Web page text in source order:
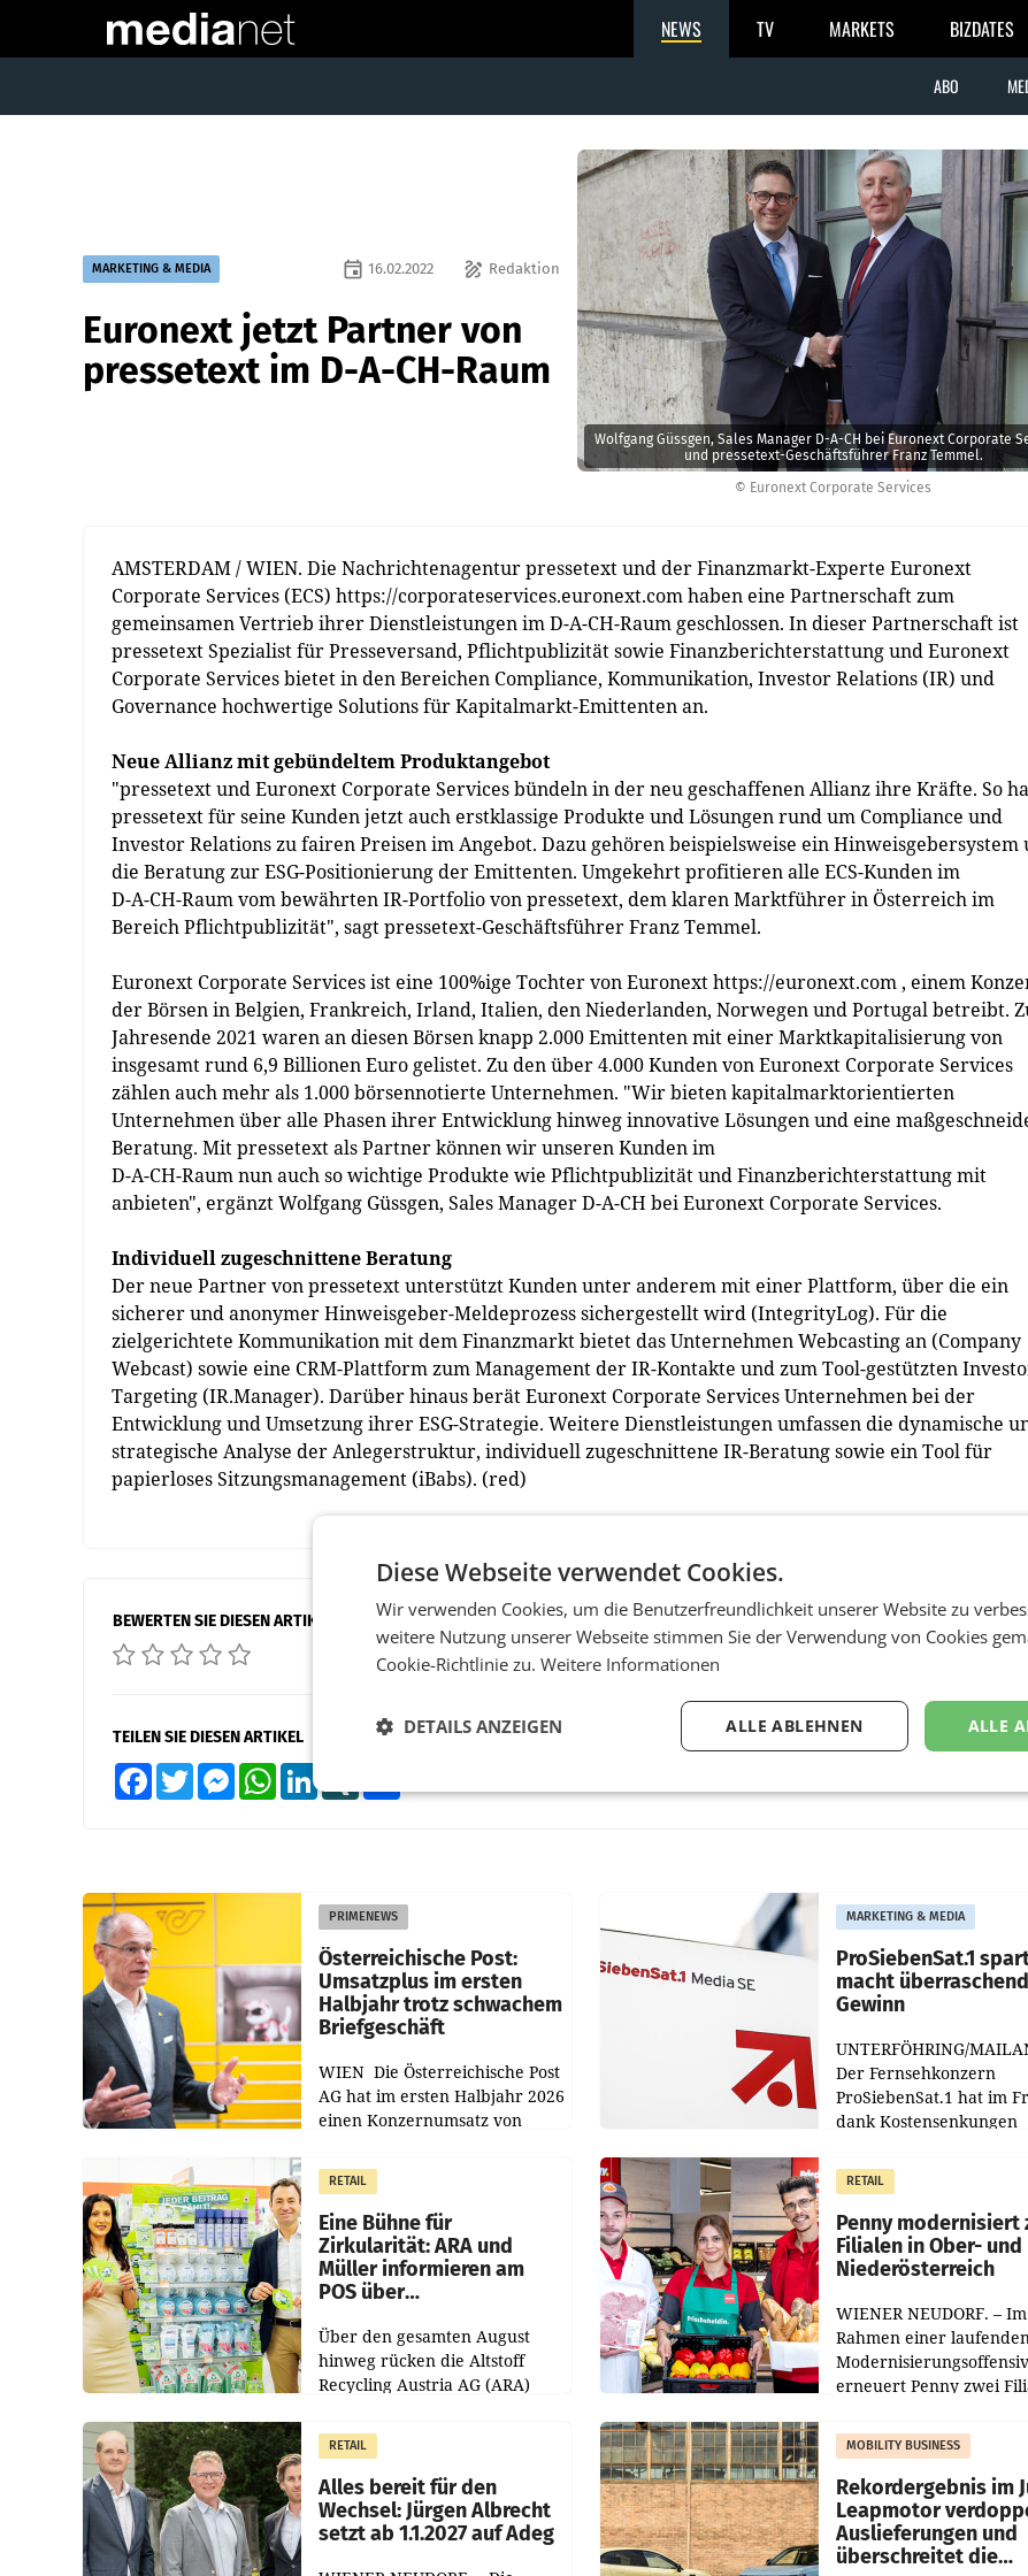
NEWS TV MARKETS BIZDATES
ABO
© Euronext Corporate Services
Wolfgang Güssgen, Sales Manager D-A-CH bei Euronext Corporate
und pressetext-Geschäftsführer Franz Temmel.
MARKETING & MEDIA draw Redaktion
event 16.02.2022
Euronext jetzt Partner von
pressetext im D-A-CH-Raum
AMSTERDAM / WIEN. Die Nachrichtenagentur pressetext und der Finanzmarkt-Experte Euronext
Corporate Services (ECS) https://corporateservices.euronext.com haben eine Partnerschaft zum
gemeinsamen Vertrieb ihrer Dienstleistungen im D-A-CH-Raum geschlossen. In dieser Partnerschaft ist
pressetext Spezialist für Presseversand, Pflichtpublizität sowie Finanzberichterstattung und Euronext
Corporate Services bietet in den Bereichen Compliance, Kommunikation, Investor Relations (IR) und
Governance hochwertige Solutions für Kapitalmarkt-Emittenten an.
Neue Allianz mit gebündeltem Produktangebot
"pressetext und Euronext Corporate Services bündeln in der neu geschaffenen Allianz ihre Kräfte. So
pressetext für seine Kunden jetzt auch erstklassige Produkte und Lösungen rund um Compliance und
Investor Relations zu fairen Preisen im Angebot. Dazu gehören beispielsweise ein Hinweisgebersystem
die Beratung zur ESG-Positionierung der Emittenten. Umgekehrt profitieren alle ECS-Kunden im
D-A-CH-Raum vom bewährten IR-Portfolio von pressetext, dem klaren Marktführer in Österreich im
Bereich Pflichtpublizität", sagt pressetext-Geschäftsführer Franz Temmel.
Euronext Corporate Services ist eine 100%ige Tochter von Euronext https://euronext.com , einem
der Börsen in Belgien, Frankreich, Irland, Italien, den Niederlanden, Norwegen und Portugal betreibt.
Jahresende 2021 waren an diesen Börsen knapp 2.000 Emittenten mit einer Marktkapitalisierung von
insgesamt rund 6,9 Billionen Euro gelistet. Zu den über 4.000 Kunden von Euronext Corporate Services
zählen auch mehr als 1.000 börsennotierte Unternehmen. "Wir bieten kapitalmarktorientierten
Unternehmen über alle Phasen ihrer Entwicklung hinweg innovative Lösungen und eine
Beratung. Mit pressetext als Partner können wir unseren Kunden im
D-A-CH-Raum nun auch so wichtige Produkte wie Pflichtpublizität und Finanzberichterstattung mit
anbieten", ergänzt Wolfgang Güssgen, Sales Manager D-A-CH bei Euronext Corporate Services.
Individuell zugeschnittene Beratung
Der neue Partner von pressetext unterstützt Kunden unter anderem mit einer Plattform, über die ein
sicherer und anonymer Hinweisgeber-Meldeprozess sichergestellt wird (IntegrityLog). Für die
zielgerichtete Kommunikation mit dem Finanzmarkt bietet das Unternehmen Webcasting an (Company
Webcast) sowie eine CRM-Plattform zum Management der IR-Kontakte und zum Tool-gestützten
Targeting (IR.Manager). Darüber hinaus berät Euronext Corporate Services Unternehmen bei der
Entwicklung und Umsetzung ihrer ESG-Strategie. Weitere Dienstleistungen umfassen die dynamische
strategische Analyse der Anlegerstruktur, individuell zugeschnittene IR-Beratung sowie ein Tool für
papierloses Sitzungsmanagement (iBabs). (red)
BEWERTEN SIE DIESEN ARTIKEL
TEILEN SIE DIESEN ARTIKEL
FacebookTwitter MessengerWhatsApp
PRIMENEWS
Österreichische Post:
Umsatzplus im ersten
Halbjahr trotz schwachem
Briefgeschäft
WIEN Die Österreichische Post
AG hat im ersten Halbjahr 2026
einen Konzernumsatz von
erwirtschaftet, was einem Plus
von 3,8 Prozent gegenüber
dem Vergleichszeitraum
MARKETING & MEDIA
ProSiebenSat.1
macht
Gewinn
UNTERFÖHRING/
Der Fernsehkonzern
ProSiebenSat.1 hat im
dank Kostensenkungen
gemacht und die
Markterwartung deutlich
übertroffen.
RETAIL
Eine Bühne für
Zirkularität: ARA und
Müller informieren am
POS über
Über den gesamten August
hinweg rücken die Altstoff
Recycling Austria AG (ARA)
Müller die Initiative „Kreislauf-
Helden“ in allen
österreichischen Müller-Filialen
RETAIL
Penny modernisiert
Filialen in Ober- und
Niederösterreich
WIENER NEUDORF. – Im
Rahmen einer
erneuert Penny zwei
Die beiden Standorte
Haag sowie im rund
RETAIL
Alles bereit für den
Wechsel: Jürgen Albrecht
setzt ab 1.1.2027 auf Adeg
MOBILITY BUSINESS
Rekordergebnis im
Leapmotor
Auslieferungen und
überschreitet die
Diese Webseite verwendet Cookies.
Wir verwenden Cookies, um die Benutzerfreundlichkeit unserer Website zu
weitere Nutzung unserer Webseite stimmen Sie der Verwendung von Cookies
Cookie-Richtlinie zu. Weitere Informationen
ALLE
ALLE ABLEHNEN
DETAILS ANZEIGEN